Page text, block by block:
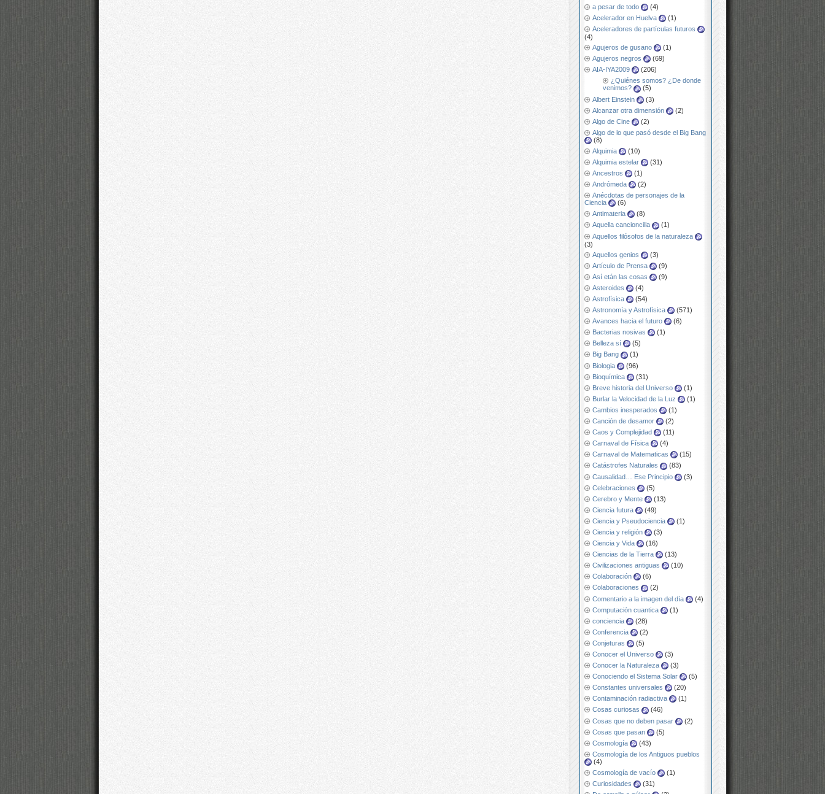
a pesar de todo
(4)
Acelerador en Huelva
(1)
Aceleradores de partículas futuros
(4)
Agujeros de gusano
(1)
Agujeros negros
(69)
AIA-IYA2009
(206)
¿Quiénes somos? ¿De donde
venimos?
(5)
Albert Einstein
(3)
Alcanzar otra dimensión
(2)
Algo de Cine
(2)
Algo de lo que pasó desde el Big Bang
(8)
Alquimia
(10)
Alquimia estelar
(31)
Ancestros
(1)
Andrómeda
(2)
Anécdotas de personajes de la
Ciencia
(6)
Antimateria
(8)
Aquella cancioncilla
(1)
Aquellos filósofos de la naturaleza
(3)
Aquellos genios
(3)
Artículo de Prensa
(9)
Así etán las cosas
(9)
Asteroides
(4)
Astrofísica
(54)
Astronomía y Astrofísica
(571)
Avances hacia el futuro
(6)
Bacterias nosivas
(1)
Belleza sí
(5)
Big Bang
(1)
Biologia
(96)
Bioquímica
(31)
Breve historia del Universo
(1)
Burlar la Velocidad de la Luz
(1)
Cambios inesperados
(1)
Canción de desamor
(2)
Caos y Complejidad
(11)
Carnaval de Física
(4)
Carnaval de Matematicas
(15)
Catástrofes Naturales
(83)
Causalidad… Ese Principio
(3)
Celebraciones
(5)
Cerebro y Mente
(13)
Ciencia futura
(49)
Ciencia y Pseudociencia
(1)
Ciencia y religión
(3)
Ciencia y Vida
(16)
Ciencias de la Tierra
(13)
Civilizaciones antiguas
(10)
Colaboración
(6)
Colaboraciones
(2)
Comentario a la imagen del día
(4)
Computación cuantica
(1)
conciencia
(28)
Conferencia
(2)
Conjeturas
(5)
Conocer el Universo
(3)
Conocer la Naturaleza
(3)
Conociendo el Sistema Solar
(5)
Constantes universales
(20)
Contaminación radiactiva
(1)
Cosas curiosas
(46)
Cosas que no deben pasar
(2)
Cosas que pasan
(5)
Cosmología
(43)
Cosmología de los Antiguos pueblos
(4)
Cosmología de vacío
(1)
Curiosidades
(31)